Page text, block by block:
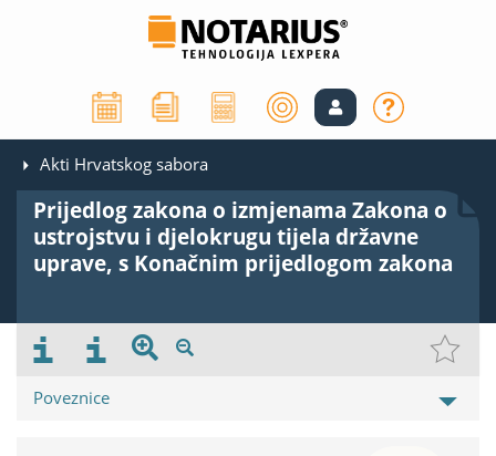
Akti Hrvatskog sabora
Prijedlog zakona o izmjenama Zakona o
ustrojstvu i djelokrugu tijela državne
uprave, s Konačnim prijedlogom zakona
Poveznice